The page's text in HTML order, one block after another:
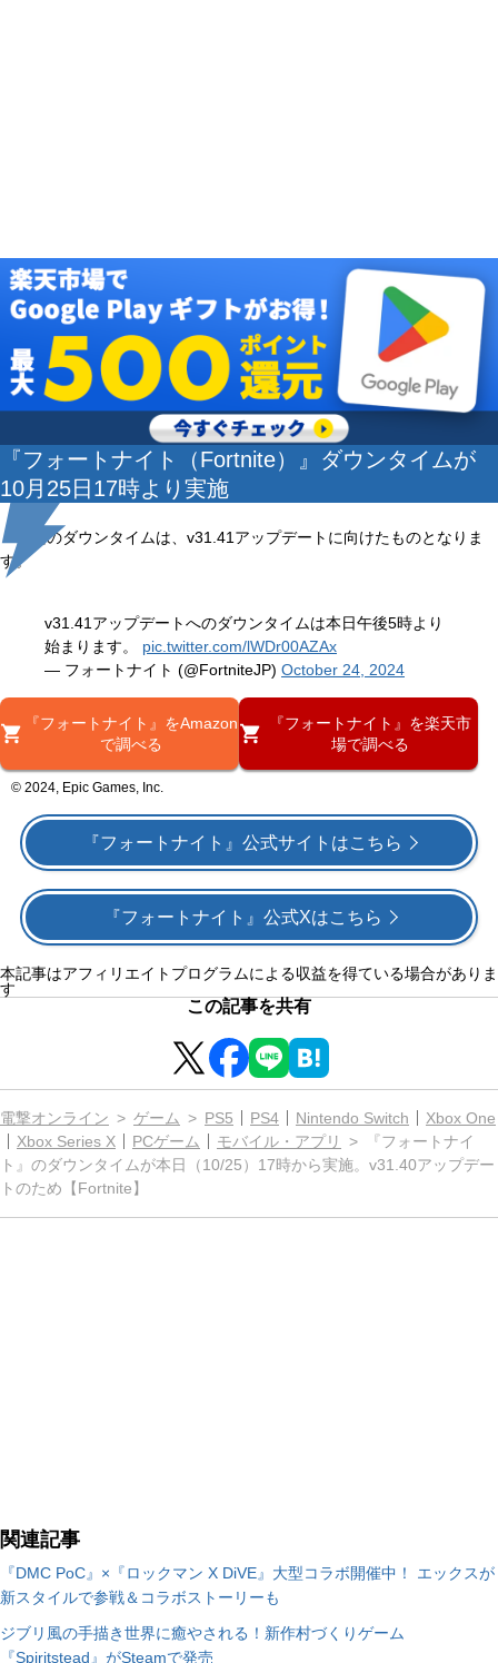
『フォートナイト（Fortnite）』ダウンタイムが
10月25日17時より実施
今回のダウンタイムは、v31.41アップデートに向けたものとなりま
す。
v31.41アップデートへのダウンタイムは本日午後5時より
始まります。 pic.twitter.com/lWDr00AZAx
— フォートナイト (@FortniteJP) October 24, 2024
『フォートナイト』をAmazon
で調べる
『フォートナイト』を楽天市
場で調べる
© 2024, Epic Games, Inc.
『フォートナイト』公式サイトはこちら
『フォートナイト』公式Xはこちら
本記事はアフィリエイトプログラムによる収益を得ている場合がありま
す
この記事を共有
電撃オンライン ゲーム PS5 PS4 Nintendo Switch
Xbox One
Xbox Series X
PCゲーム モバイル・アプリ
『フォートナイ
ト』のダウンタイムが本日（10/25）17時から実施。v31.40アップデー
トのため【Fortnite】
関連記事
『DMC PoC』×『ロックマン X DiVE』大型コラボ開催中！ エックスが
新スタイルで参戦＆コラボストーリーも
ジブリ風の手描き世界に癒やされる！新作村づくりゲーム
『Spiritstead』がSteamで発売